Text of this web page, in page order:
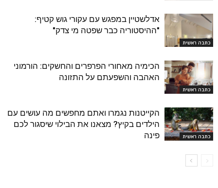
כתבה ראשית
אדלשטיין במפגש עם עקורי גוש קטיף:
"ההיסטוריה כבר שפטה מי צדק"
כתבה ראשית
הכימיה מאחורי הפרפרים והחשקים: הורמוני
האהבה והשפעתם על התזונה
כתבה ראשית
הקייטנות נגמרו ואתם מחפשים מה עושים עם
הילדים בקיץ? מצאנו את הבילוי שיסגור לכם
פינה